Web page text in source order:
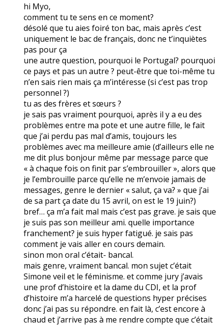
hi Myo,
comment tu te sens en ce moment?
désolé que tu aies foiré ton bac, mais après c’est
uniquement le bac de français, donc ne t’inquiètes
pas pour ça
une autre question, pourquoi le Portugal? pourquoi
ce pays et pas un autre ? peut-être que toi-même tu
n’en sais rien mais ça m’intéresse (si c’est pas trop
personnel ?)
tu as des frères et sœurs ?
je sais pas vraiment pourquoi, après il y a eu des
problèmes entre ma pote et une autre fille, le fait
que j’ai perdu pas mal d’amis, toujours les
problèmes avec ma meilleure amie (d’ailleurs elle ne
me dit plus bonjour même par message parce que
« à chaque fois on finit par s’embrouiller », alors que
je l’embrouille parce qu’elle ne m’envoie jamais de
messages, genre le dernier « salut, ça va? » que j’ai
de sa part ça date du 15 avril, on est le 19 juin?)
bref… ça m’a fait mal mais c’est pas grave. je sais que
je suis pas son meilleur ami. quelle importance
franchement? je suis hyper fatigué. je sais pas
comment je vais aller en cours demain.
sinon mon oral c’était- bancal.
mais genre, vraiment bancal. mon sujet c’était
Simone veil et le féminisme. et comme jury j’avais
une prof d’histoire et la dame du CDI, et la prof
d’histoire m’a harcelé de questions hyper précises
donc j’ai pas su répondre. en fait là, c’est encore à
chaud et j’arrive pas à me rendre compte que c’était